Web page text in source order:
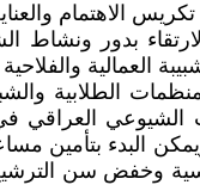
الاهتمام
بدور ونشاط
العمالية
الطلابية
الشيوعي
البدء